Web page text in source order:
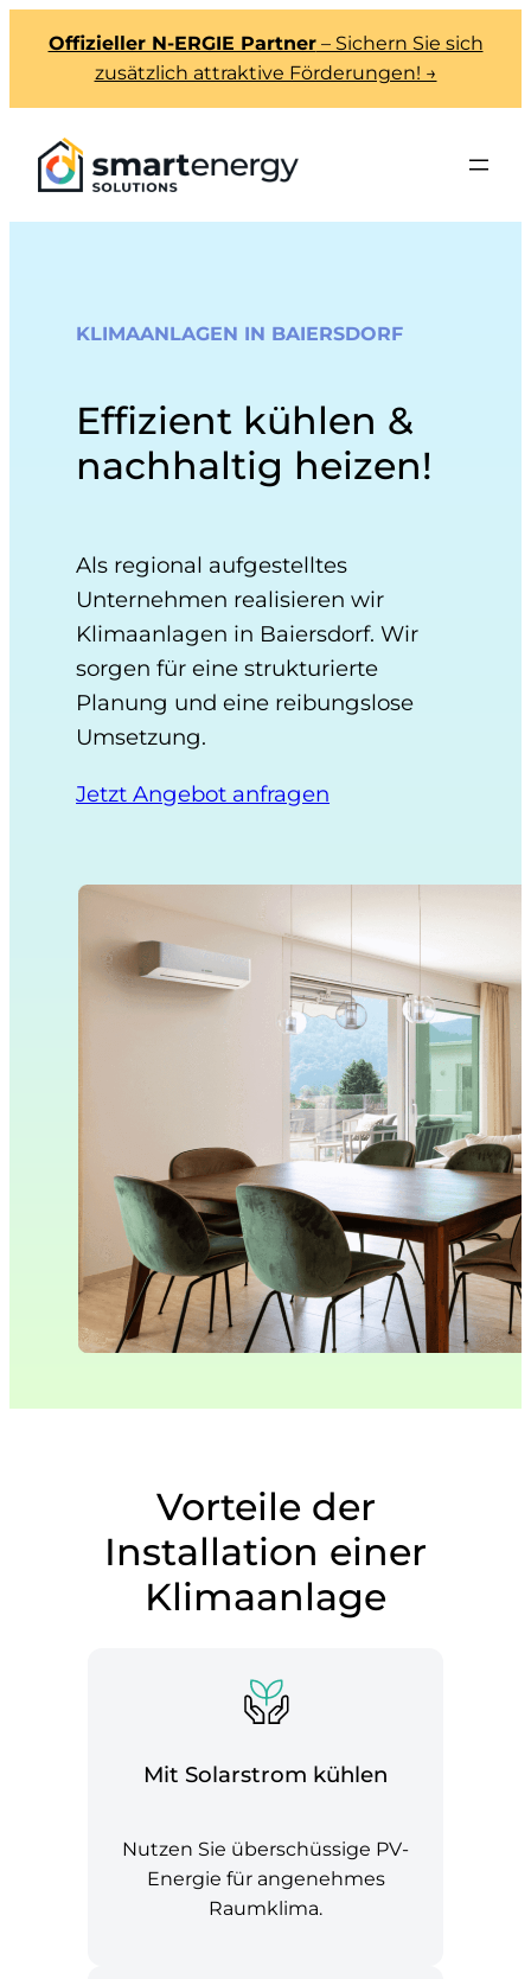
Offizieller N-ERGIE Partner– Sichern Sie sich
zusätzlich attraktive Förderungen! →
KLIMAANLAGEN IN BAIERSDORF
Effizient kühlen &
nachhaltig heizen!
Als regional aufgestelltes
Unternehmen realisieren wir
Klimaanlagen in Baiersdorf. Wir
sorgen für eine strukturierte
Planung und eine reibungslose
Umsetzung.
Jetzt Angebot anfragen
Vorteile der
Installation einer
Klimaanlage
Mit Solarstrom kühlen
Nutzen Sie überschüssige PV-
Energie für angenehmes
Raumklima.